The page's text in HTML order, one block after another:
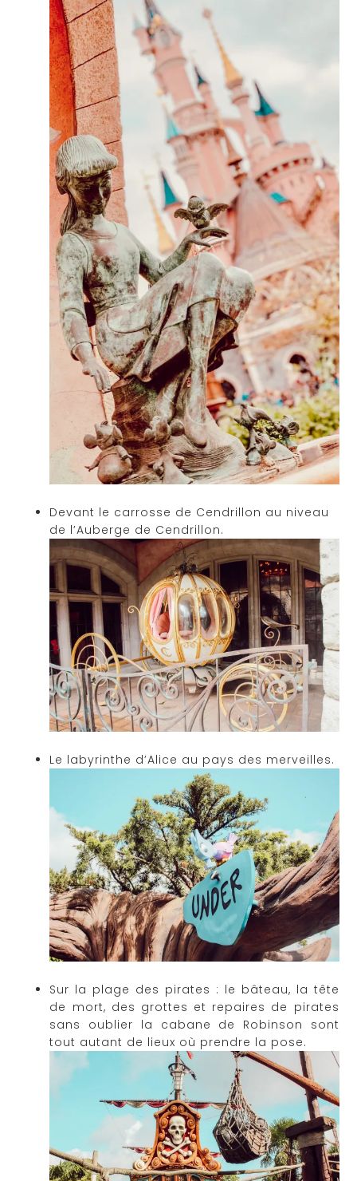
Devant le carrosse de Cendrillon au niveau
de l’Auberge de Cendrillon.
Le labyrinthe d’Alice au pays des merveilles.
Sur la plage des pirates : le bâteau, la tête
de mort, des grottes et repaires de pirates
sans oublier la cabane de Robinson sont
tout autant de lieux où prendre la pose.